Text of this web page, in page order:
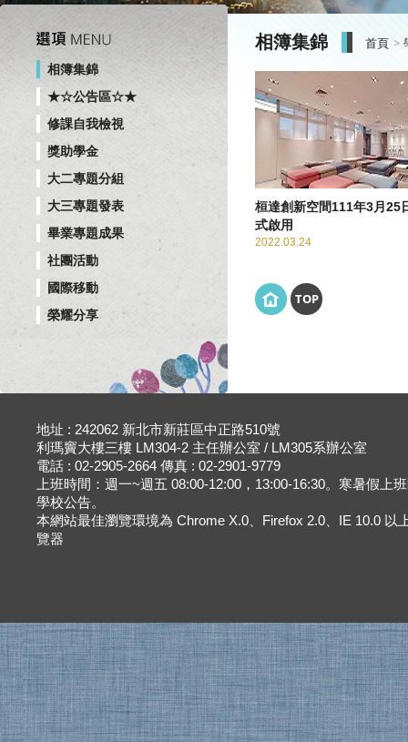
相簿集錦
★☆公告區☆★
修課自我檢視
獎助學金
大二專題分組
大三專題發表
畢業專題成果
社團活動
國際移動
榮耀分享
相簿集錦 首頁
桓達創新空間111年3月25
式啟用
2022.03.24
TOP
地址 : 242062 新北市新莊區中正路510號
利瑪竇大樓三樓 LM304-2 主任辦公室 / LM305系辦公室
電話 : 02-2905-2664 傳真 : 02-2901-9779
上班時間：週一~週五 08:00-12:00，13:00-16:30。寒暑假上
學校公告。
本網站最佳瀏覽環境為 Chrome X.0、Firefox 2.0、IE 10.0 以
覽器